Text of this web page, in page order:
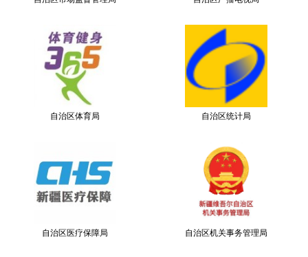
自治区体育局 自治区统计局
自治区医疗保障局 自治区机关事务管理局